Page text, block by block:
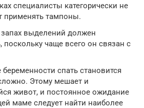
специалисты категорически не
применять тампоны.
выделений должен
поскольку чаще всего он связан с
спать становится
Этому мешает и
живот, и постоянное ожидание
маме следует найти наиболее